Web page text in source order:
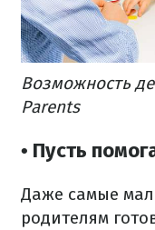
Возможность
Parents
• Пусть
Даже самые
родителям